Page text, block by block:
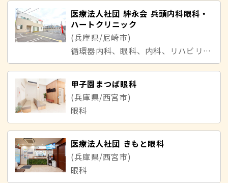
医療法人社団 絆永会 兵頭内科眼科・
ハートクリニック
(兵庫県/尼崎市)
循環器内科、眼科、内科、リハビリテーション科、血管外科
甲子園まつば眼科
(兵庫県/西宮市)
眼科
医療法人社団 きもと眼科
(兵庫県/西宮市)
眼科